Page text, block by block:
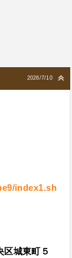
2026/7/10
index1.sh
区城東町５